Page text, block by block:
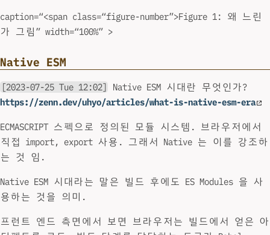
caption=“<span class=“figure-number”>Figure 1: 왜 느린
가 그림” width=“100%” >
Native ESM
[2023-07-25 Tue 12:02]
Native ESM 시대란 무엇인가?
https://zenn.dev/uhyo/articles/what-is-native-esm-era
ECMASCRIPT 스펙으로 정의된 모듈 시스템. 브라우저에서
직접 import, export 사용. 그래서 Native 는 이를 강조하
는 것 임.
Native ESM 시대라는 말은 빌드 후에도 ES Modules 을 사
용하는 것을 의미.
프런트 엔드 측면에서 보면 브라우저는 빌드에서 얻은 아